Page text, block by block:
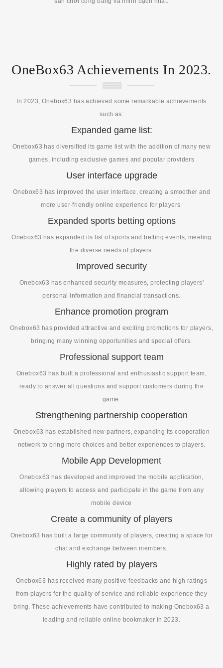
OneBox63 Achievements In 2023.
In 2023, Onebox63 has achieved some remarkable achievements
such as:
Expanded game list:
Onebox63 has diversified its game list with the addition of many new
games, including exclusive games and popular providers
User interface upgrade
Onebox63 has improved the user interface, creating a smoother and
more user-friendly online experience for players.
Expanded sports betting options
Onebox63 has expanded its list of sports and betting events, meeting
the diverse needs of players.
Improved security
Onebox63 has enhanced security measures, protecting players'
personal information and financial transactions.
Enhance promotion program
Onebox63 has provided attractive and exciting promotions for players,
bringing many winning opportunities and special offers.
Professional support team
Onebox63 has built a professional and enthusiastic support team,
ready to answer all questions and support customers during the
game.
Strengthening partnership cooperation
Onebox63 has established new partners, expanding its cooperation
network to bring more choices and better experiences to players.
Mobile App Development
Onebox63 has developed and improved the mobile application,
allowing players to access and participate in the game from any
mobile device
Create a community of players
Onebox63 has built a large community of players, creating a space for
chat and exchange between members.
Highly rated by players
Onebox63 has received many positive feedbacks and high ratings
from players for the quality of service and reliable experience they
bring. These achievements have contributed to making Onebox63 a
leading and reliable online bookmaker in 2023.